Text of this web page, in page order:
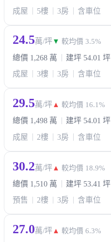
成屋
5樓 3房 含車位
24.5萬/坪▼ 較均價 3.5%
總價 1,268 萬
建坪 54.01 坪
成屋
3樓 3房 含車位
29.5萬/坪▲ 較均價 16.1%
總價 1,498 萬
建坪 54.01 坪
成屋
2樓 3房 含車位
30.2萬/坪▲ 較均價 18.9%
總價 1,510 萬
建坪 53.41 坪
預售
2樓 3房 含車位
27.0萬/坪▲ 較均價 6.3%